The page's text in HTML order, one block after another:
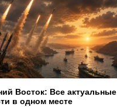
Восток: Все актуальные
в одном месте